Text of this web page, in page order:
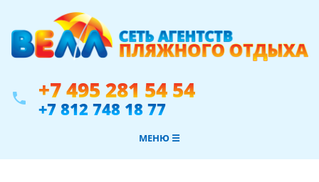
phone +7 495 281 54 54
+7 812 748 18 77
МЕНЮ ☰